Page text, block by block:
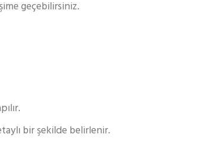
geçebilirsiniz.
bir şekilde belirlenir.